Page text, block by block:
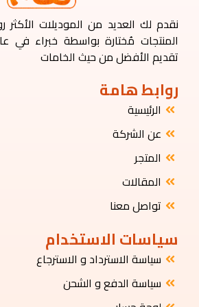
نقدم لك العديد من الموديلات
المنتجات مُختارة بواسطة خبراء في
تقديم الأفضل من حيث الخامات
روابط هامة
الرئيسية
عن الشركة
المتجر
المقالات
تواصل معنا
سياسات الاستخدام
سياسة الاسترداد و الاسترجاع
سياسة الدفع و الشحن